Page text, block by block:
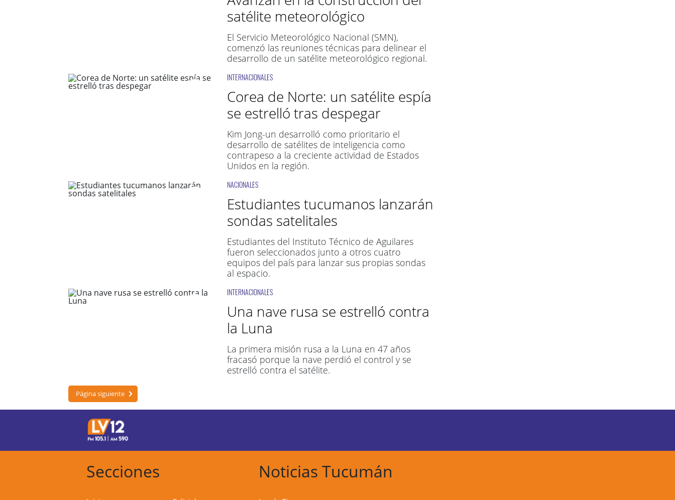
satélite meteorológico
El Servicio Meteorológico Nacional (SMN),
comenzó las reuniones técnicas para delinear el
desarrollo de un satélite meteorológico regional.
INTERNACIONALES
Corea de Norte: un satélite espía
se estrelló tras despegar
Kim Jong-un desarrolló como prioritario el
desarrollo de satélites de inteligencia como
contrapeso a la creciente actividad de Estados
Unidos en la región.
NACIONALES
Estudiantes tucumanos lanzarán
sondas satelitales
Estudiantes del Instituto Técnico de Aguilares
fueron seleccionados junto a otros cuatro
equipos del país para lanzar sus propias sondas
al espacio.
INTERNACIONALES
Una nave rusa se estrelló contra
la Luna
La primera misión rusa a la Luna en 47 años
fracasó porque la nave perdió el control y se
estrelló contra el satélite.
Página siguiente
Secciones Noticias Tucumán